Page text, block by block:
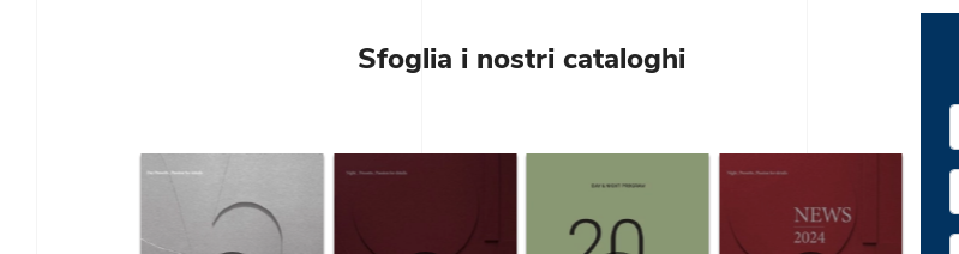
Sfoglia i nostri cataloghi